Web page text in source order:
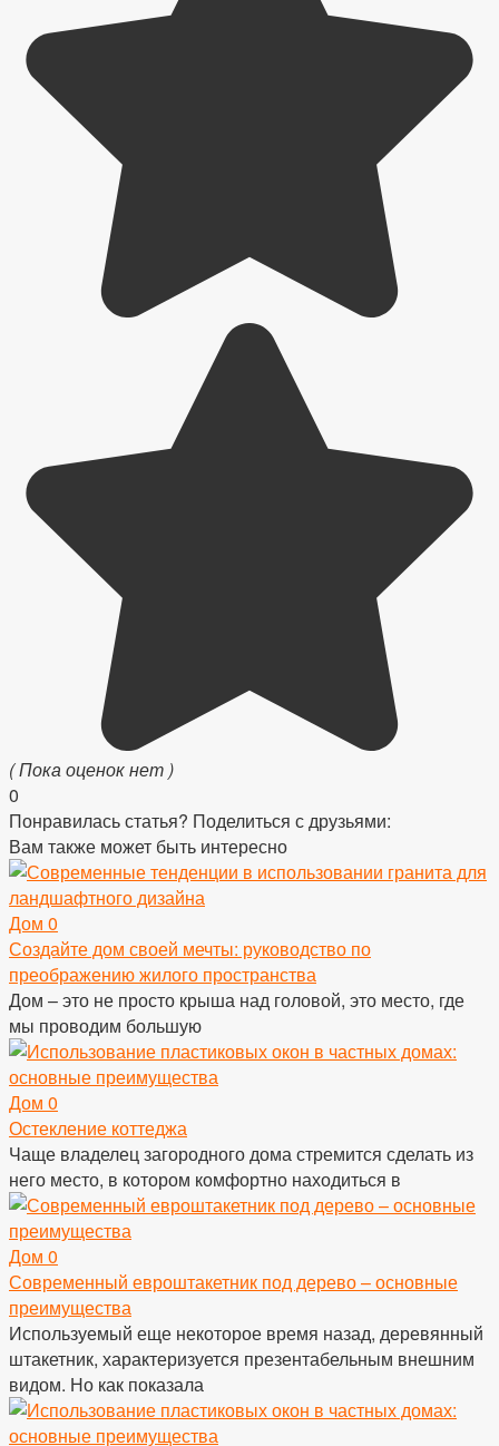
( Пока оценок нет )
0
Понравилась статья? Поделиться с друзьями:
Вам также может быть интересно
Дом 0
Создайте дом своей мечты: руководство по
преображению жилого пространства
Дом – это не просто крыша над головой, это место, где
мы проводим большую
Дом 0
Остекление коттеджа
Чаще владелец загородного дома стремится сделать из
него место, в котором комфортно находиться в
Дом 0
Современный евроштакетник под дерево – основные
преимущества
Используемый еще некоторое время назад, деревянный
штакетник, характеризуется презентабельным внешним
видом. Но как показала